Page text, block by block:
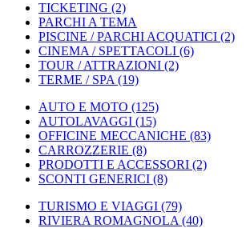
TICKETING (2)
PARCHI A TEMA
PISCINE / PARCHI ACQUATICI (2)
CINEMA / SPETTACOLI (6)
TOUR / ATTRAZIONI (2)
TERME / SPA (19)
AUTO E MOTO (125)
AUTOLAVAGGI (15)
OFFICINE MECCANICHE (83)
CARROZZERIE (8)
PRODOTTI E ACCESSORI (2)
SCONTI GENERICI (8)
TURISMO E VIAGGI (79)
RIVIERA ROMAGNOLA (40)